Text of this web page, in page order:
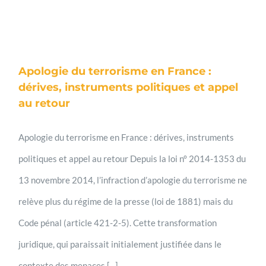
Apologie du terrorisme en France :
dérives, instruments politiques et appel
au retour
Apologie du terrorisme en France : dérives, instruments
politiques et appel au retour Depuis la loi n° 2014-1353 du
13 novembre 2014, l’infraction d’apologie du terrorisme ne
relève plus du régime de la presse (loi de 1881) mais du
Code pénal (article 421-2-5). Cette transformation
juridique, qui paraissait initialement justifiée dans le